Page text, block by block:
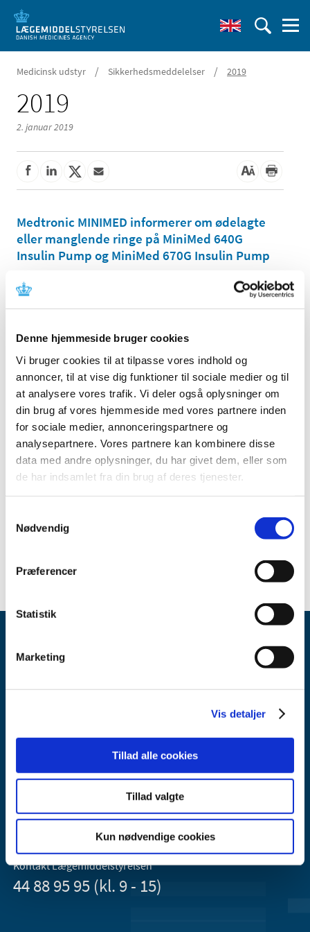
Denne hjemmeside bruger cookies
Vi bruger cookies til at tilpasse vores indhold og
annoncer, til at vise dig funktioner til sociale medier og til
at analysere vores trafik. Vi deler også oplysninger om
din brug af vores hjemmeside med vores partnere inden
for sociale medier, annonceringspartnere og
analysepartnere. Vores partnere kan kombinere disse
data med andre oplysninger, du har givet dem, eller som
de har indsamlet fra din brug af deres tjenester.
Nødvendig
Præferencer
Statistik
Marketing
Vis detaljer
Tillad alle cookies
Tillad valgte
Kun nødvendige cookies
Medicinsk udstyr / Sikkerhedsmeddelelser / 2019
2019
2. januar 2019
Medtronic MINIMED informerer om ødelagte
eller manglende ringe på MiniMed 640G
Insulin Pump og MiniMed 670G Insulin Pump
Denne meddelelse indeholder information om sikker og
korrekt brug af udstyret.
Emner
Medicinsk udstyr
Alle (467)
TID
2022 (1)
2020 (12)
Axel Heides Gade 1
Email:dkma@dkma.dk
Sundheds- og Kirkeministeriet.
Kontakt Lægemiddelstyrelsen
44 88 95 95 (kl. 9 - 15)